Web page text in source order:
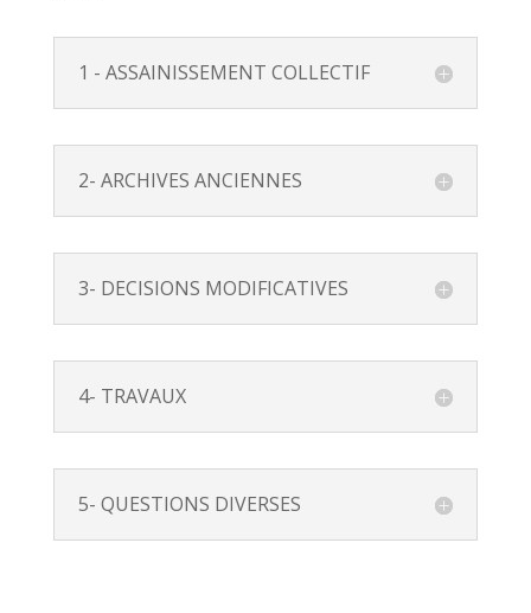
1 - ASSAINISSEMENT COLLECTIF
2- ARCHIVES ANCIENNES
3- DECISIONS MODIFICATIVES
4- TRAVAUX
5- QUESTIONS DIVERSES